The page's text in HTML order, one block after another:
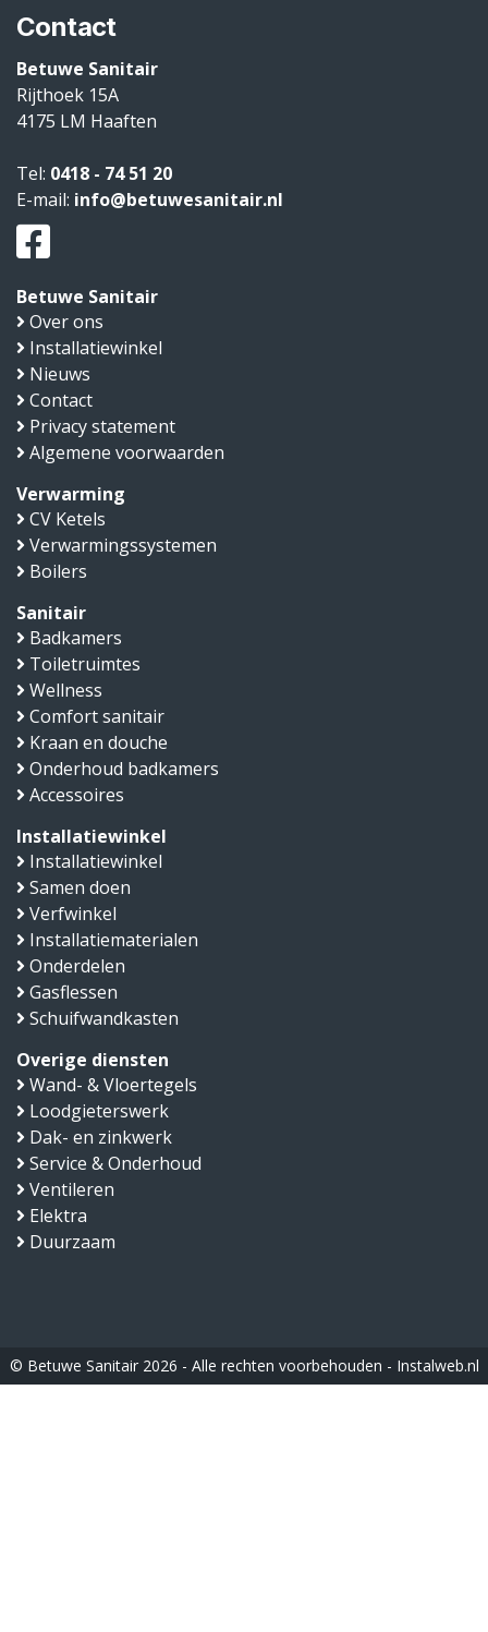
Contact
Betuwe Sanitair
Rijthoek 15A
4175 LM Haaften
Tel: 0418 - 74 51 20
E-mail: info@betuwesanitair.nl
Betuwe Sanitair
Over ons
Installatiewinkel
Nieuws
Contact
Privacy statement
Algemene voorwaarden
Verwarming
CV Ketels
Verwarmingssystemen
Boilers
Sanitair
Badkamers
Toiletruimtes
Wellness
Comfort sanitair
Kraan en douche
Onderhoud badkamers
Accessoires
Installatiewinkel
Installatiewinkel
Samen doen
Verfwinkel
Installatiematerialen
Onderdelen
Gasflessen
Schuifwandkasten
Overige diensten
Wand- & Vloertegels
Loodgieterswerk
Dak- en zinkwerk
Service & Onderhoud
Ventileren
Elektra
Duurzaam
© Betuwe Sanitair 2026 - Alle rechten voorbehouden - Instalweb.nl